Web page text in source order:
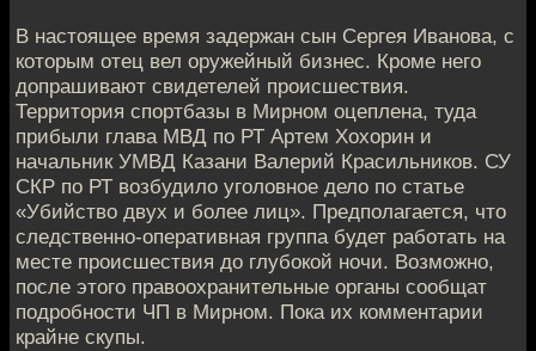
В настоящее время задержан сын Сергея Иванова, с
которым отец вел оружейный бизнес. Кроме него
допрашивают свидетелей происшествия.
Территория спортбазы в Мирном оцеплена, туда
прибыли глава МВД по РТ Артем Хохорин и
начальник УМВД Казани Валерий Красильников. СУ
СКР по РТ возбудило уголовное дело по статье
«Убийство двух и более лиц». Предполагается, что
следственно-оперативная группа будет работать на
месте происшествия до глубокой ночи. Возможно,
после этого правоохранительные органы сообщат
подробности ЧП в Мирном. Пока их комментарии
крайне скупы.